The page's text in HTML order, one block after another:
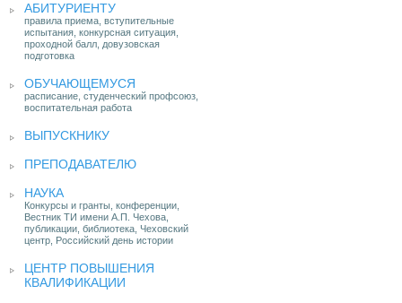
АБИТУРИЕНТУ
правила приема, вступительные
испытания, конкурсная ситуация,
проходной балл, довузовская
подготовка
ОБУЧАЮЩЕМУСЯ
расписание, студенческий профсоюз,
воспитательная работа
ВЫПУСКНИКУ
ПРЕПОДАВАТЕЛЮ
НАУКА
Конкурсы и гранты, конференции,
Вестник ТИ имени А.П. Чехова,
публикации, библиотека, Чеховский
центр, Российский день истории
ЦЕНТР ПОВЫШЕНИЯ
КВАЛИФИКАЦИИ